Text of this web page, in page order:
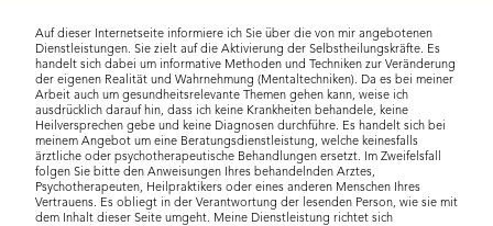
Auf dieser Internetseite informiere ich Sie über die von mir angebotenen
Dienstleistungen. Sie zielt auf die Aktivierung der Selbstheilungskräfte. Es
handelt sich dabei um informative Methoden und Techniken zur Veränderung
der eigenen Realität und Wahrnehmung (Mentaltechniken). Da es bei meiner
Arbeit auch um gesundheitsrelevante Themen gehen kann, weise ich
ausdrücklich darauf hin, dass ich keine Krankheiten behandele, keine
Heilversprechen gebe und keine Diagnosen durchführe. Es handelt sich bei
meinem Angebot um eine Beratungsdienstleistung, welche keinesfalls
ärztliche oder psychotherapeutische Behandlungen ersetzt. Im Zweifelsfall
folgen Sie bitte den Anweisungen Ihres behandelnden Arztes,
Psychotherapeuten, Heilpraktikers oder eines anderen Menschen Ihres
Vertrauens. Es obliegt in der Verantwortung der lesenden Person, wie sie mit
dem Inhalt dieser Seite umgeht. Meine Dienstleistung richtet sich